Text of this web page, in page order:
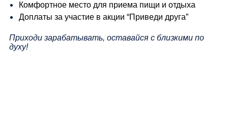
Комфортное место для приема пищи и отдыха
Доплаты за участие в акции “Приведи друга”
Приходи зарабатывать, оставайся с близкими по
духу!